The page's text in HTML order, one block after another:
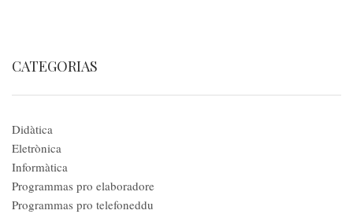
CATEGORIAS
Didàtica
Eletrònica
Informàtica
Programmas pro elaboradore
Programmas pro telefoneddu